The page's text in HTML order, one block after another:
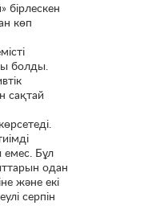
көп
болды.
сақтай
Бұл
одан
және екі
серпін